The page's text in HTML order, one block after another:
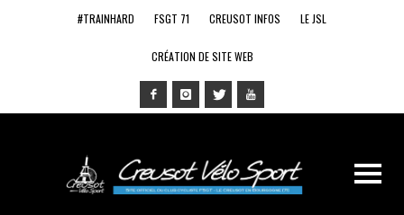
#TRAINHARD FSGT 71 CREUSOT INFOS LE JSL
CRÉATION DE SITE WEB